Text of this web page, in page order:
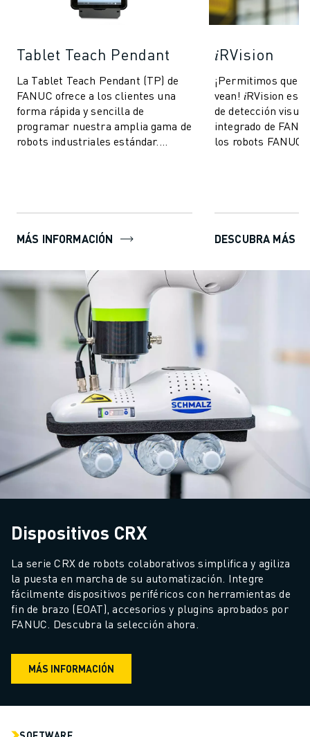
Tablet Teach Pendant
La Tablet Teach Pendant (TP) de
FANUC ofrece a los clientes una
forma rápida y sencilla de
programar nuestra amplia gama de
robots industriales estándar.
MÁS INFORMACIÓN
𝑖RVision
¡Permitimos que
vean! 𝑖RVision es
de detección
integrado de
los robots FANUC
DESCUBRA MÁS
Dispositivos CRX
La serie CRX de robots colaborativos simplifica y agiliza
la puesta en marcha de su automatización. Integre
fácilmente dispositivos periféricos con herramientas de
fin de brazo (EOAT), accesorios y plugins aprobados por
FANUC. Descubra la selección ahora.
MÁS INFORMACIÓN